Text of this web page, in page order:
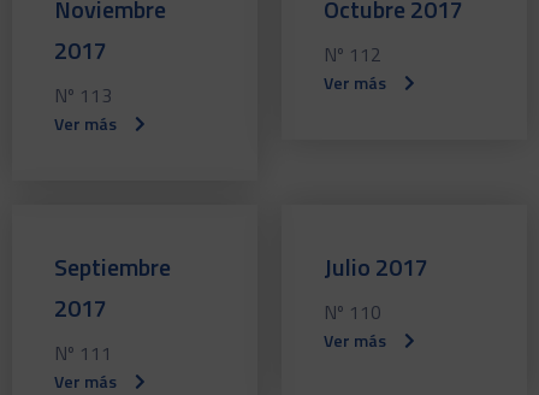
Noviembre
2017
Nº 113
Ver más
Octubre 2017
Nº 112
Ver más
Septiembre
2017
Nº 111
Ver más
Julio 2017
Nº 110
Ver más